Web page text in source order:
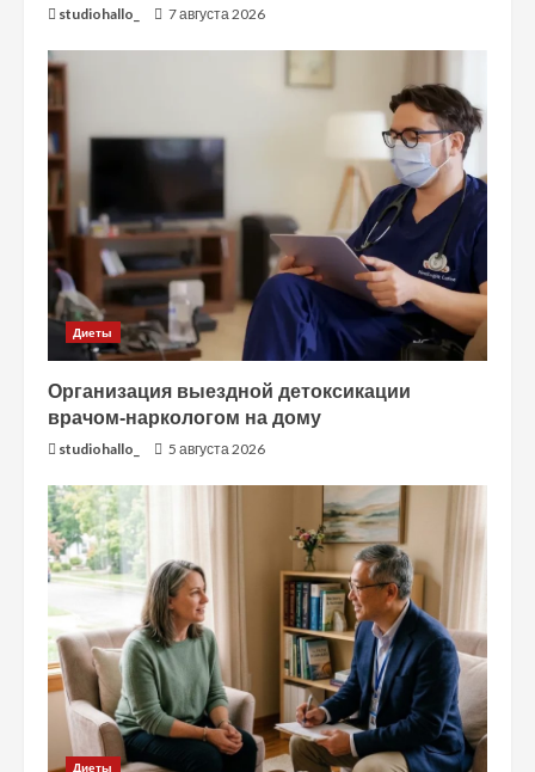
studiohallo_ 7 августа 2026
Диеты
Организация выездной детоксикации
врачом-наркологом на дому
studiohallo_ 5 августа 2026
Диеты